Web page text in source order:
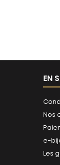
EN
Nos
e-
Les